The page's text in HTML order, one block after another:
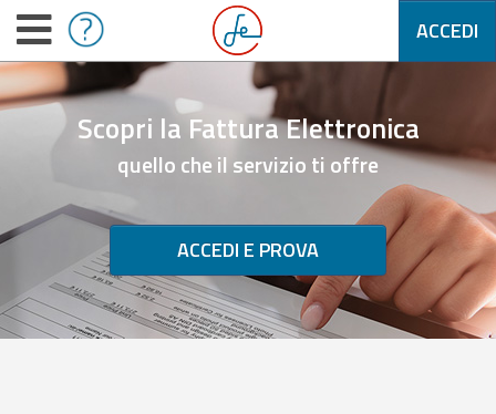
ACCEDI
Scopri la Fattura Elettronica
quello che il servizio ti offre
ACCEDI E PROVA